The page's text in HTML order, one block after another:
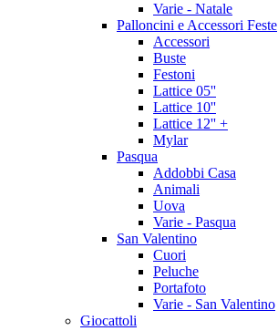
Varie - Natale
Palloncini e Accessori Feste
Accessori
Buste
Festoni
Lattice 05''
Lattice 10''
Lattice 12'' +
Mylar
Pasqua
Addobbi Casa
Animali
Uova
Varie - Pasqua
San Valentino
Cuori
Peluche
Portafoto
Varie - San Valentino
Giocattoli